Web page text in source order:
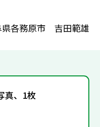
県各務原市 吉田範雄
真、1枚